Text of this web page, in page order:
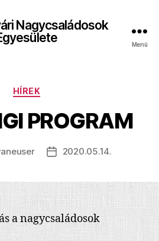
Nagycsaládosok
Menü
Kategóriák
HÍREK
PROGRAM
Bejegyzés
2020.05.14.
a nagycsaládosok